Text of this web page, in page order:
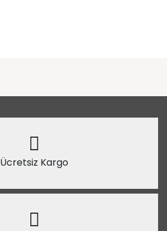
Ücretsiz Kargo